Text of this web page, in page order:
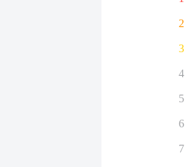
2
3
4
5
6
7